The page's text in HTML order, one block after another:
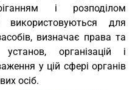
і розподілом
для
визначає права та
організацій і
у цій сфері органів
осіб.